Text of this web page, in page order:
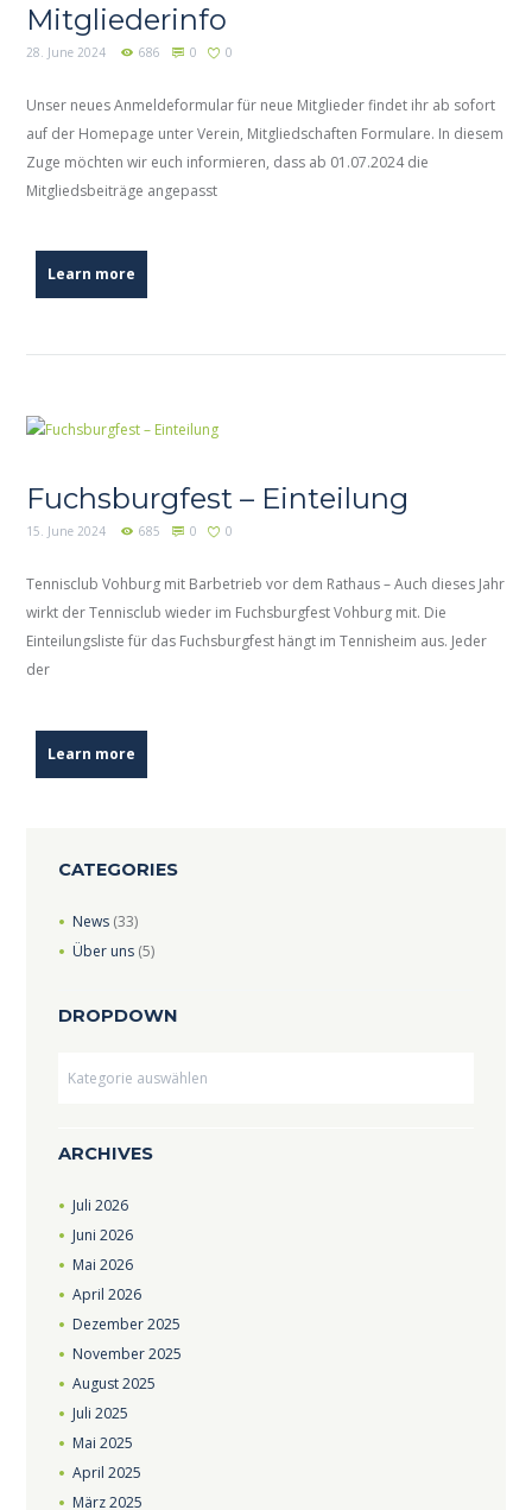
Mitgliederinfo
28. June 2024 686 0 0
Unser neues Anmeldeformular für neue Mitglieder findet ihr ab sofort
auf der Homepage unter Verein, Mitgliedschaften Formulare. In diesem
Zuge möchten wir euch informieren, dass ab 01.07.2024 die
Mitgliedsbeiträge angepasst
Learn more
Fuchsburgfest – Einteilung
15. June 2024 685 0 0
Tennisclub Vohburg mit Barbetrieb vor dem Rathaus – Auch dieses Jahr
wirkt der Tennisclub wieder im Fuchsburgfest Vohburg mit. Die
Einteilungsliste für das Fuchsburgfest hängt im Tennisheim aus. Jeder
der
Learn more
CATEGORIES
News(33)
Über uns(5)
DROPDOWN
ARCHIVES
Juli 2026
Juni 2026
Mai 2026
April 2026
Dezember2025
November2025
August2025
Juli 2025
Mai 2025
April 2025
März2025